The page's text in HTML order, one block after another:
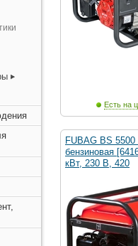
Есть на
FUBAG BS 5500
бензиновая
кВт, 230 В, 420